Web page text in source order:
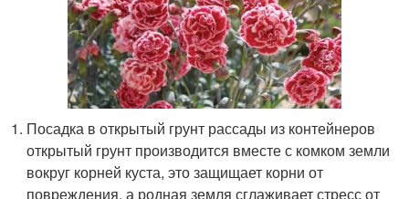
Посадка в открытый грунт рассады из контейнеров
открытый грунт производится вместе с комком земли
вокруг корней куста, это защищает корни от
повреждения, а родная земля сглаживает стресс от